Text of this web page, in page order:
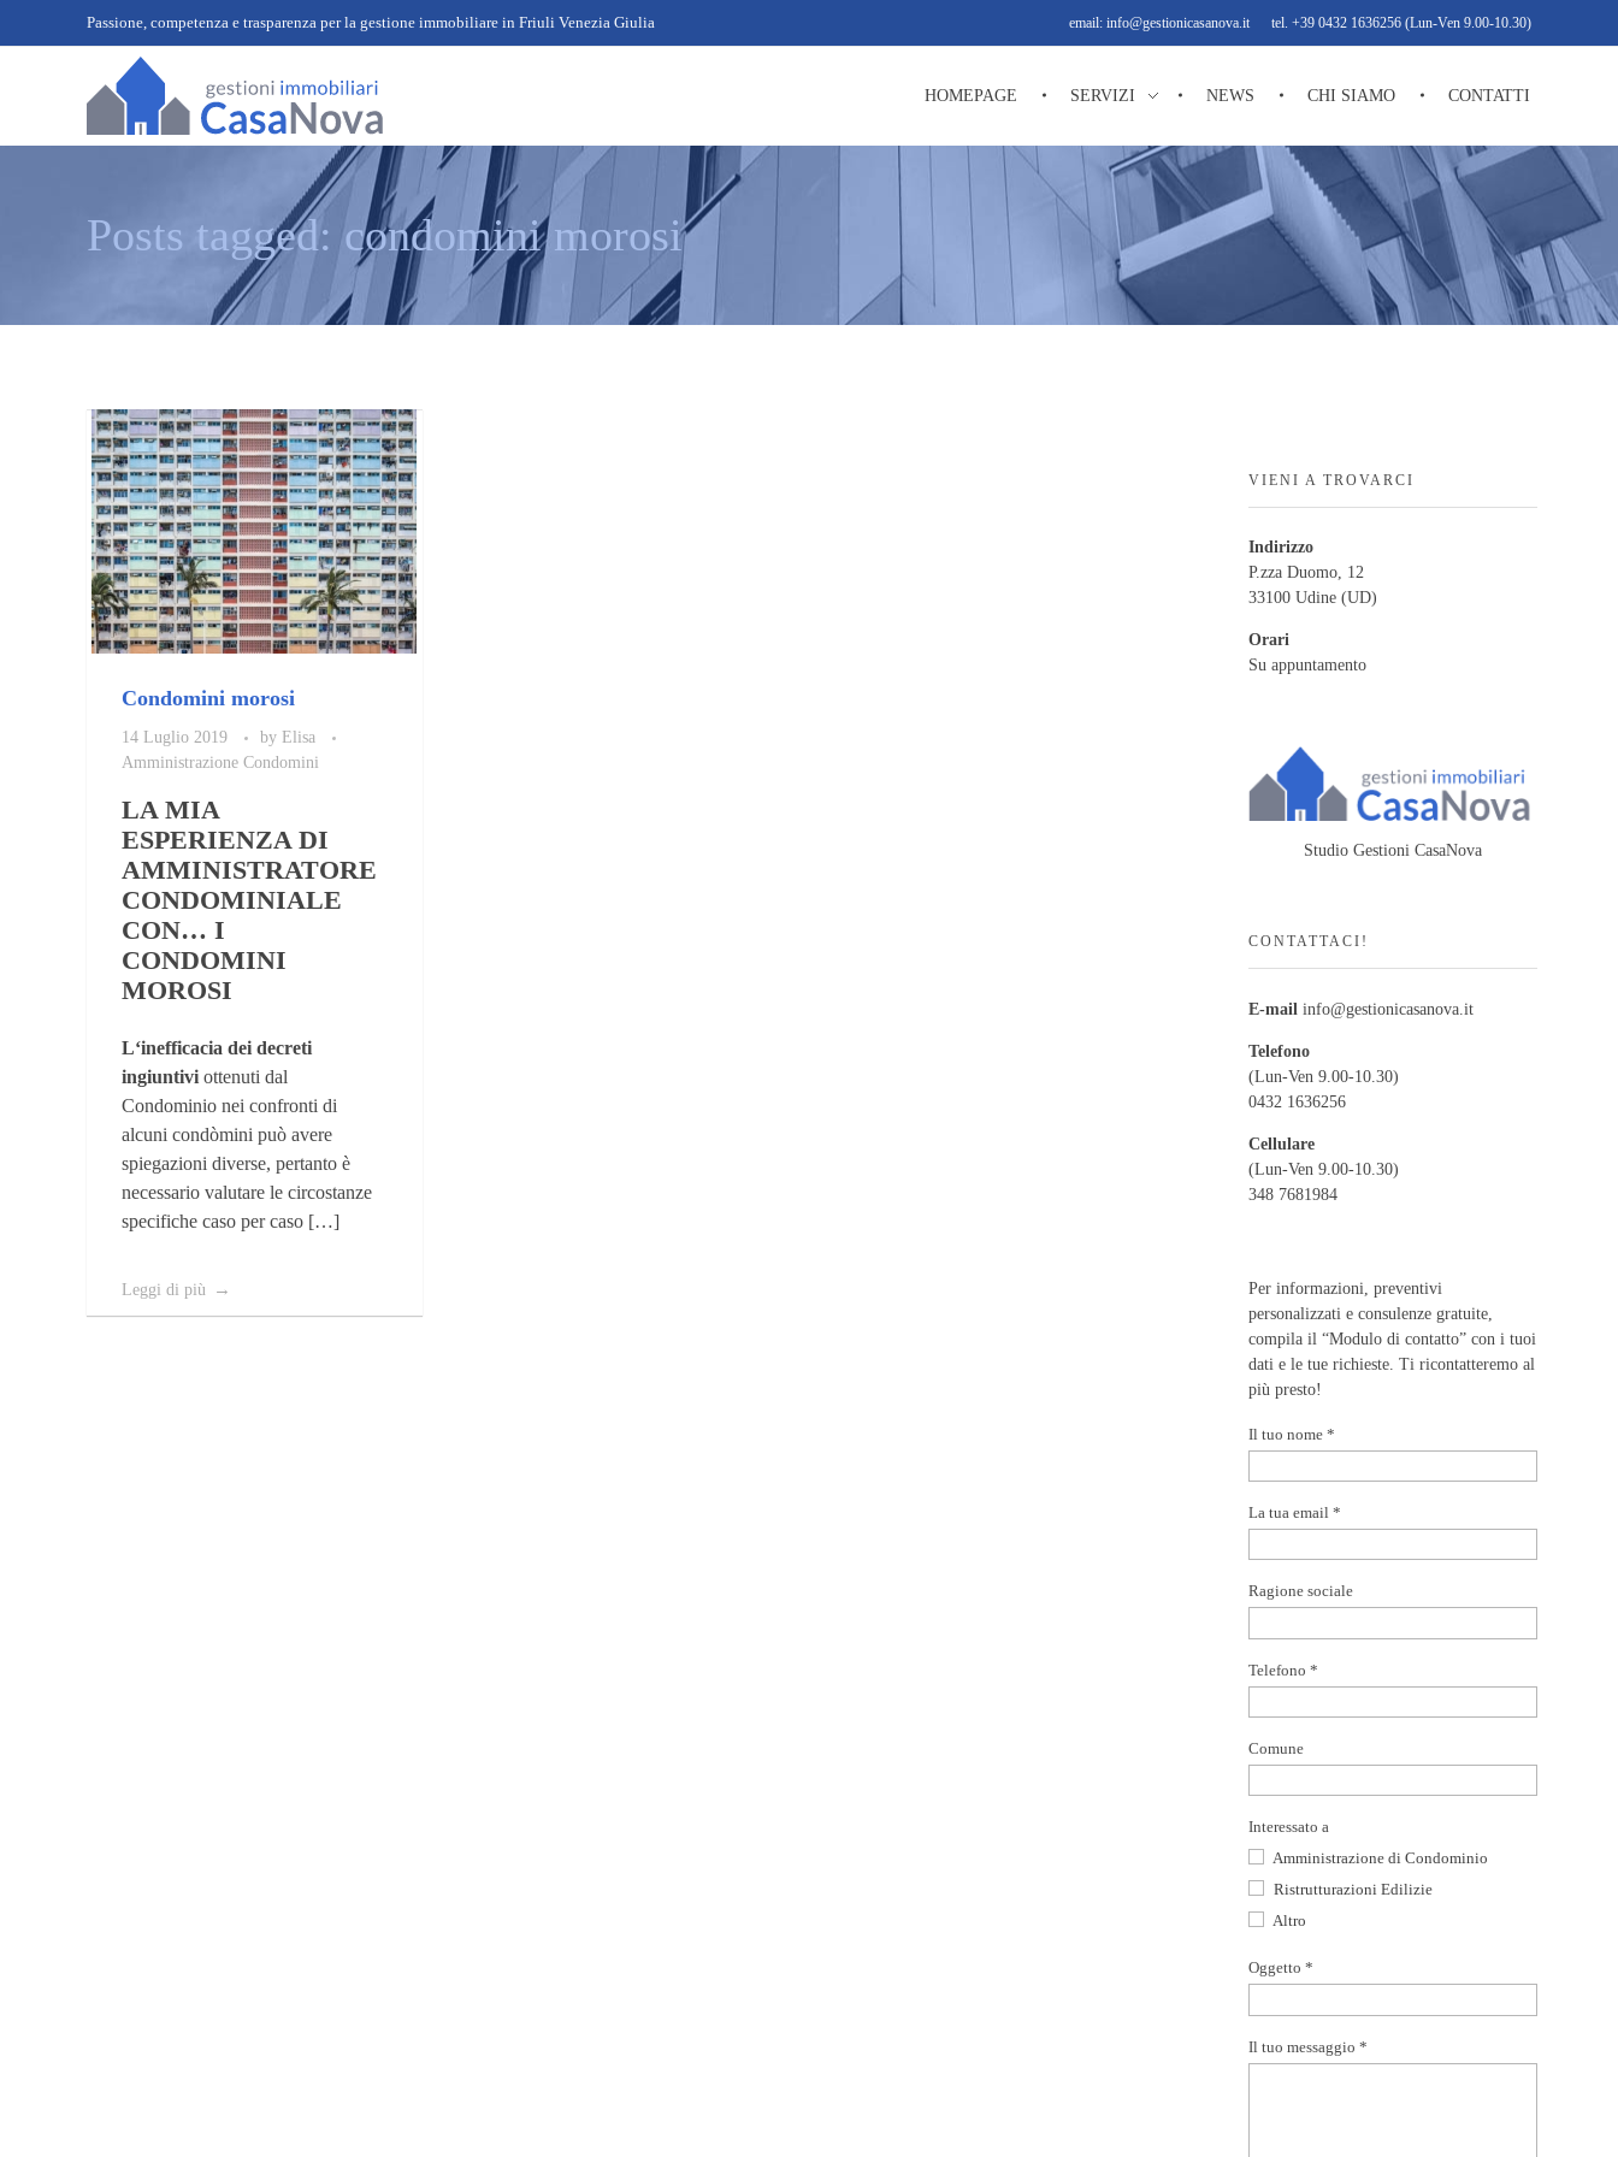
Passione, competenza e trasparenza per la gestione immobiliare in Friuli Venezia Giulia email: info@gestionicasanova.it tel. +39 0432 1636256 (Lun-Ven 9.00-10.30)
HOMEPAGE SERVIZI NEWS CHI SIAMO CONTATTI
Posts tagged: condomini morosi
Condomini morosi
14 Luglio 2019 by Elisa
Amministrazione Condomini
LA MIA
ESPERIENZA DI
AMMINISTRATORE
CONDOMINIALE
CON… I
CONDOMINI
MOROSI
L‘inefficacia dei decreti
ingiuntivi ottenuti dal
Condominio nei confronti di
alcuni condòmini può avere
spiegazioni diverse, pertanto è
necessario valutare le circostanze
specifiche caso per caso […]
Leggi di più
VIENI A TROVARCI
Indirizzo
P.zza Duomo, 12
33100 Udine (UD)
Orari
Su appuntamento
Studio Gestioni CasaNova
CONTATTACI!
E-mail info@gestionicasanova.it
Telefono
(Lun-Ven 9.00-10.30)
0432 1636256
Cellulare
(Lun-Ven 9.00-10.30)
348 7681984
Per informazioni, preventivi
personalizzati e consulenze gratuite,
compila il “Modulo di contatto” con i tuoi
dati e le tue richieste. Ti ricontatteremo al
più presto!
Il tuo nome *
La tua email *
Ragione sociale
Telefono *
Comune
Interessato a
Amministrazione di Condominio
Ristrutturazioni Edilizie
Altro
Oggetto *
Il tuo messaggio *